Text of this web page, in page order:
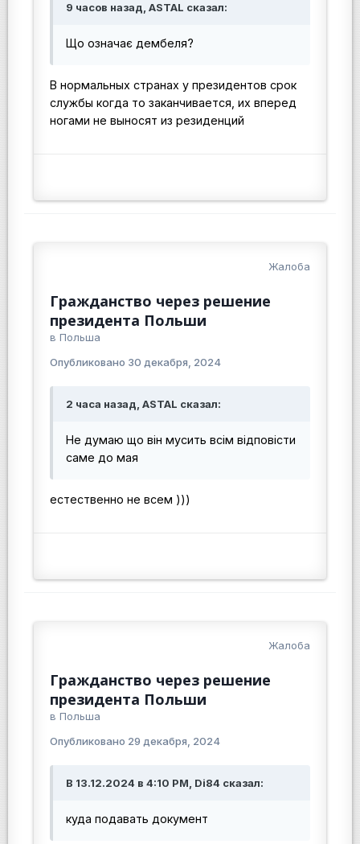
9 часов назад, ASTAL сказал:
Що означає дембеля?
В нормальных странах у президентов срок
службы когда то заканчивается, их вперед
ногами не выносят из резиденций
Жалоба
Гражданство через решение
президента Польши
в Польша
Опубликовано 30 декабря, 2024
2 часа назад, ASTAL сказал:
Не думаю що він мусить всім відповісти
саме до мая
естественно не всем )))
Жалоба
Гражданство через решение
президента Польши
в Польша
Опубликовано 29 декабря, 2024
В 13.12.2024 в 4:10 PM, Di84 сказал:
куда подавать документ